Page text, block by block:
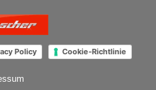
Policy Cookie-Richtlinie